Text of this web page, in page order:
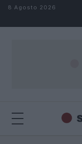
Salta al contenuto
8 Agosto 2026